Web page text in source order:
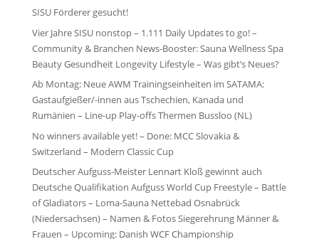
SISU Förderer gesucht!
Vier Jahre SISU nonstop – 1.111 Daily Updates to go! –
Community & Branchen News-Booster: Sauna Wellness Spa
Beauty Gesundheit Longevity Lifestyle – Was gibt’s Neues?
Ab Montag: Neue AWM Trainingseinheiten im SATAMA:
Gastaufgießer/-innen aus Tschechien, Kanada und
Rumänien – Line-up Play-offs Thermen Bussloo (NL)
No winners available yet! – Done: MCC Slovakia &
Switzerland – Modern Classic Cup
Deutscher Aufguss-Meister Lennart Kloß gewinnt auch
Deutsche Qualifikation Aufguss World Cup Freestyle – Battle
of Gladiators – Loma-Sauna Nettebad Osnabrück
(Niedersachsen) – Namen & Fotos Siegerehrung Männer &
Frauen – Upcoming: Danish WCF Championship